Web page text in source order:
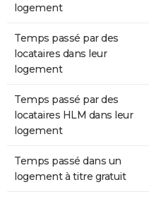
logement
Temps passé par des
locataires dans leur
logement
Temps passé par des
locataires HLM dans leur
logement
Temps passé dans un
logement à titre gratuit